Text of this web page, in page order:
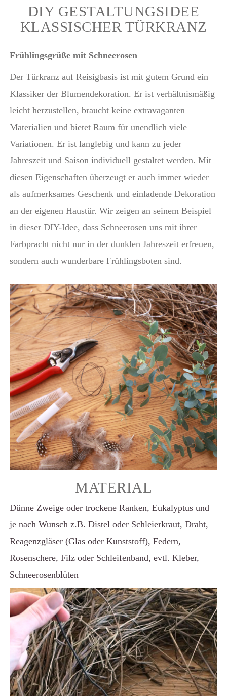
DIY GESTALTUNGSIDEE
KLASSISCHER TÜRKRANZ
Frühlingsgrüße mit Schneerosen
Der Türkranz auf Reisigbasis ist mit gutem Grund ein
Klassiker der Blumendekoration. Er ist verhältnismäßig
leicht herzustellen, braucht keine extravaganten
Materialien und bietet Raum für unendlich viele
Variationen. Er ist langlebig und kann zu jeder
Jahreszeit und Saison individuell gestaltet werden. Mit
diesen Eigenschaften überzeugt er auch immer wieder
als aufmerksames Geschenk und einladende Dekoration
an der eigenen Haustür. Wir zeigen an seinem Beispiel
in dieser DIY-Idee, dass Schneerosen uns mit ihrer
Farbpracht nicht nur in der dunklen Jahreszeit erfreuen,
sondern auch wunderbare Frühlingsboten sind.
MATERIAL
Dünne Zweige oder trockene Ranken, Eukalyptus und
je nach Wunsch z.B. Distel oder Schleierkraut, Draht,
Reagenzgläser (Glas oder Kunststoff), Federn,
Rosenschere, Filz oder Schleifenband, evtl. Kleber,
Schneerosenblüten